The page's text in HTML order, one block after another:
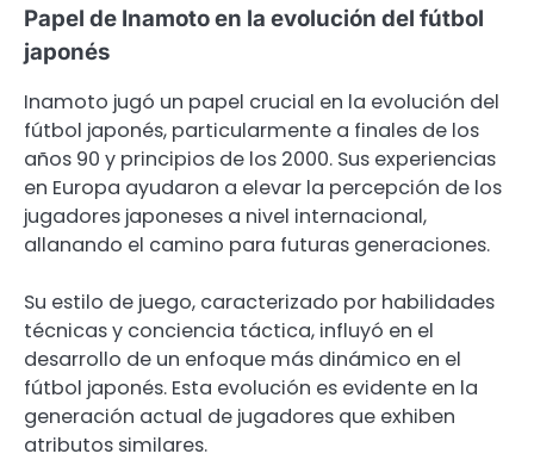
Papel de Inamoto en la evolución del fútbol
japonés
Inamoto jugó un papel crucial en la evolución del
fútbol japonés, particularmente a finales de los
años 90 y principios de los 2000. Sus experiencias
en Europa ayudaron a elevar la percepción de los
jugadores japoneses a nivel internacional,
allanando el camino para futuras generaciones.
Su estilo de juego, caracterizado por habilidades
técnicas y conciencia táctica, influyó en el
desarrollo de un enfoque más dinámico en el
fútbol japonés. Esta evolución es evidente en la
generación actual de jugadores que exhiben
atributos similares.